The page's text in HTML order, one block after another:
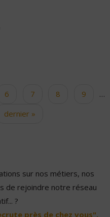
6 7 8 9
…
dernier »
sur nos métiers, nos
de rejoindre notre réseau
?
près de chez vous".